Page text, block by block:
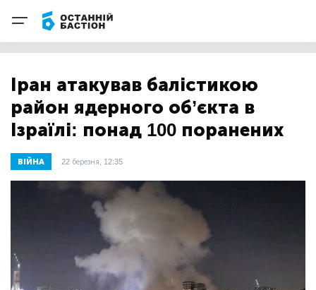
Іран атакував балістикою
район ядерного об’єкта в
Ізраїлі: понад 100 поранених
ВІЙНА 22 березня, 12:35